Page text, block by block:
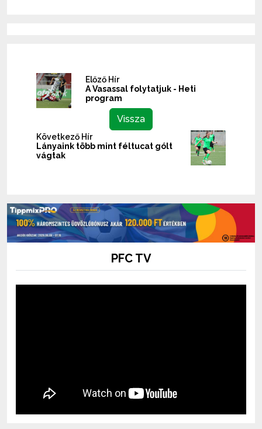
Előző Hír
A Vasassal folytatjuk - Heti
program
Vissza
Következő Hír
Lányaink több mint féltucat gólt
vágtak
PFC TV